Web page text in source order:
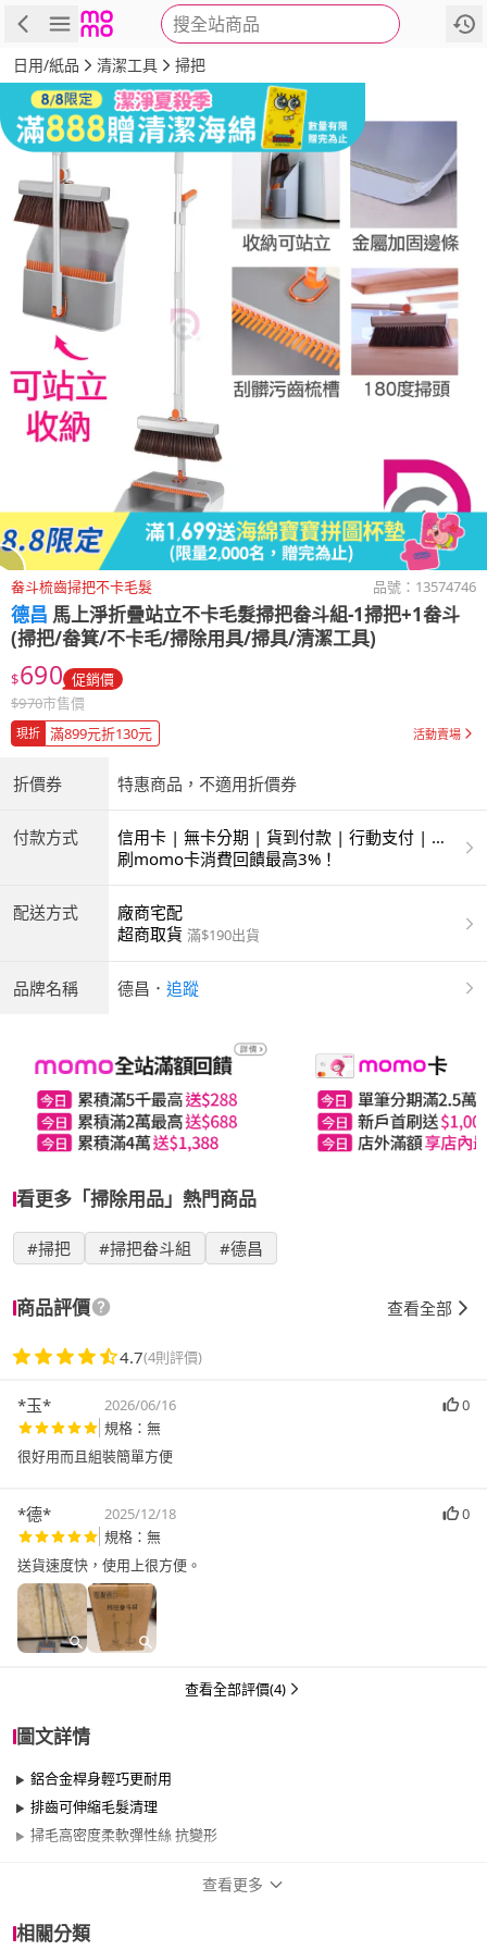
搜全站商品
商品 評價 詳情
日用/紙品 清潔工具 掃把
畚斗梳齒掃把不卡毛髮 品號： 13574746
德昌 馬上淨折疊站立不卡毛髮掃把畚斗組-1掃把+1畚斗
(掃把/畚箕/不卡毛/掃除用具/掃具/清潔工具)
$690 促銷價
$970市售價
現折 滿899元折130元 活動賣場
折價券 特惠商品，不適用折價券
付款方式
信用卡 | 無卡分期 | 貨到付款 | 行動支付 | 超
商付款 | ATM | 銀聯卡
刷momo卡消費回饋最高3%！
配送方式
廠商宅配
超商取貨 滿$190出貨
品牌名稱 德昌 ． 追蹤
看更多「掃除用品」熱門商品
#掃把 #掃把畚斗組 #德昌
商品評價 查看全部
4.7(4則評價)
*玉* 2026/06/16
0
規格：無
很好用而且組裝簡單方便
*德* 2025/12/18
0
規格：無
送貨速度快，使用上很方便。
查看全部評價(4)
圖文詳情
鋁合金桿身輕巧更耐用
排齒可伸縮毛髮清理
掃毛高密度柔軟彈性絲 抗變形
查看更多
相關分類